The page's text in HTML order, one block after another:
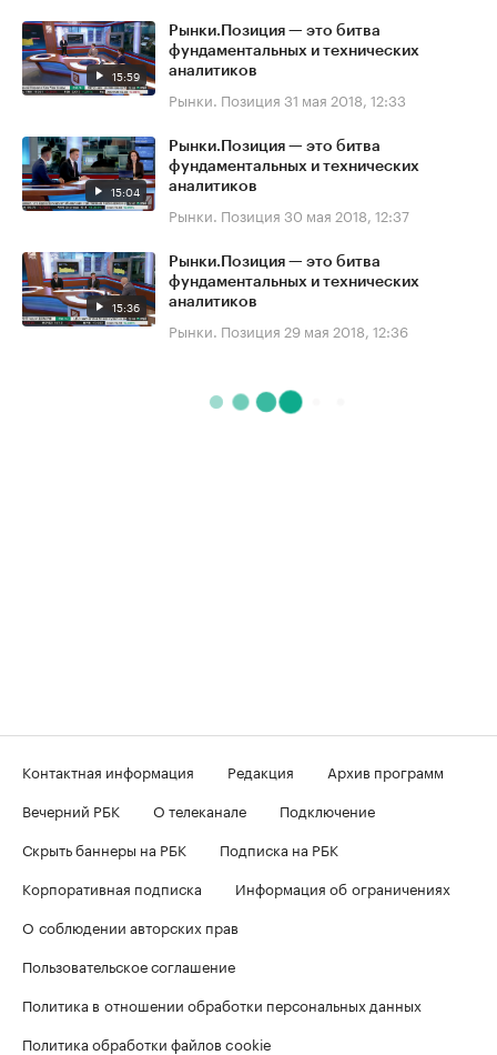
15:59
Рынки.Позиция — это битва
фундаментальных и технических
аналитиков
Рынки. Позиция 31 мая 2018, 12:33
15:04
Рынки.Позиция — это битва
фундаментальных и технических
аналитиков
Рынки. Позиция 30 мая 2018, 12:37
15:36
Рынки.Позиция — это битва
фундаментальных и технических
аналитиков
Рынки. Позиция 29 мая 2018, 12:36
Контактная информация Редакция
Архив программ
Вечерний РБК
О телеканале
Подключение
Скрыть баннеры на РБК
Подписка на РБК
Корпоративная подписка
Информация об ограничениях
О соблюдении авторских прав
Пользовательское соглашение
Политика в отношении обработки персональных данных
Политика обработки файлов cookie